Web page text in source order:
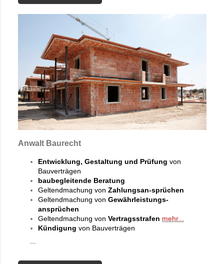
Anwalt Baurecht
Entwicklung, Gestaltung und Prüfung von
Bauverträgen
baubegleitende Beratung
Geltendmachung von Zahlungsan-sprüchen
Geltendmachung von Gewährleistungs-
ansprüchen
Geltendmachung von Vertragsstrafen mehr...
Kündigung von Bauverträgen